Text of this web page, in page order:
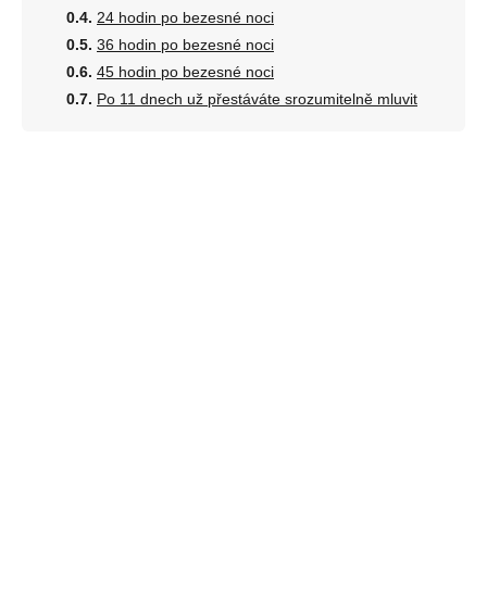
24 hodin po bezesné noci
36 hodin po bezesné noci
45 hodin po bezesné noci
Po 11 dnech už přestáváte srozumitelně mluvit